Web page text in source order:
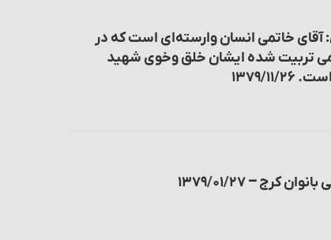
آقای خاتمی انسان وارسته‌ای است که در
تربیت شده ایشان خلق وخوی شهید
۱۱/۲۶
کرج – ۱۳۷۹/۰۱/۲۷